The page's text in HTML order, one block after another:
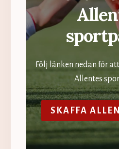
Följ länken nedan för
Allentes
SKAFFA